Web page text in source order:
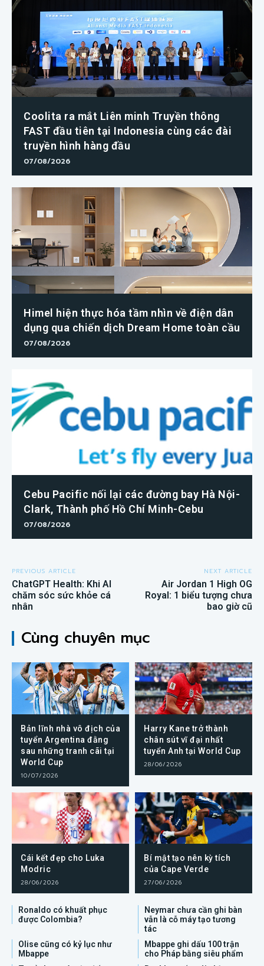
Coolita ra mắt Liên minh Truyền thông
FAST đầu tiên tại Indonesia cùng các đài
truyền hình hàng đầu
07/08/2026
Himel hiện thực hóa tầm nhìn về điện dân
dụng qua chiến dịch Dream Home toàn cầu
07/08/2026
Cebu Pacific nối lại các đường bay Hà Nội-
Clark, Thành phố Hồ Chí Minh-Cebu
07/08/2026
PREVIOUS ARTICLE
ChatGPT Health: Khi AI
chăm sóc sức khỏe cá
nhân
NEXT ARTICLE
Air Jordan 1 High OG
Royal: 1 biểu tượng chưa
bao giờ cũ
Cùng chuyên mục
Bản lĩnh nhà vô địch của
tuyển Argentina đằng
sau những tranh cãi tại
World Cup
10/07/2026
Harry Kane trở thành
chân sút vĩ đại nhất
tuyển Anh tại World Cup
28/06/2026
Cái kết đẹp cho Luka
Modric
28/06/2026
Bí mật tạo nên kỳ tích
của Cape Verde
27/06/2026
Ronaldo có khuất phục
được Colombia?
Neymar chưa cần ghi bàn
vẫn là cỗ máy tạo tương
tác
Olise cũng có kỷ lục như
Mbappe
Mbappe ghi dấu 100 trận
cho Pháp bằng siêu phẩm